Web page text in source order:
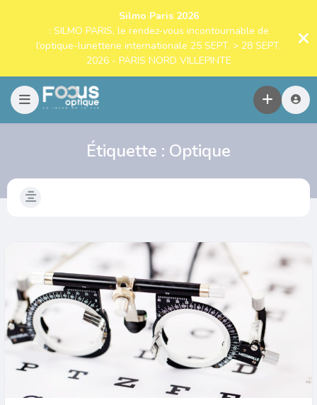
Silmo Paris 2026
: SILMO PARIS, le rendez-vous incontournable de
l’optique-lunetterie internationale 25 SEPT. > 28 SEPT.
2026 - PARIS NORD VILLEPINTE
Étiquette : Optique